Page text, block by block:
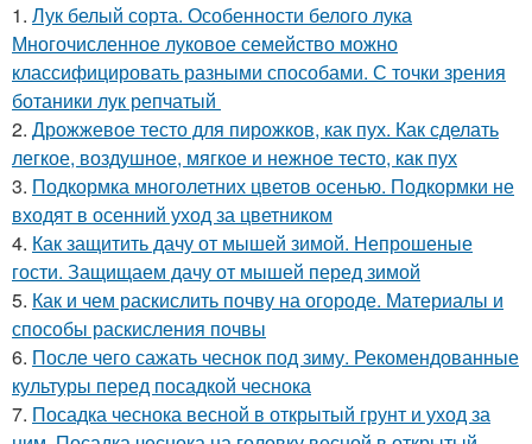
1. Лук белый сорта. Особенности белого лука
Многочисленное луковое семейство можно
классифицировать разными способами. С точки зрения
ботаники лук репчатый
2. Дрожжевое тесто для пирожков, как пух. Как сделать
легкое, воздушное, мягкое и нежное тесто, как пух
3. Подкормка многолетних цветов осенью. Подкормки не
входят в осенний уход за цветником
4. Как защитить дачу от мышей зимой. Непрошеные
гости. Защищаем дачу от мышей перед зимой
5. Как и чем раскислить почву на огороде. Материалы и
способы раскисления почвы
6. После чего сажать чеснок под зиму. Рекомендованные
культуры перед посадкой чеснока
7. Посадка чеснока весной в открытый грунт и уход за